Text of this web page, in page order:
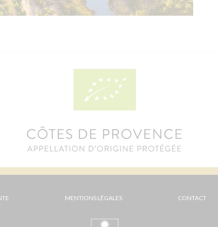
MENTIONS LÉGALES CONTACT